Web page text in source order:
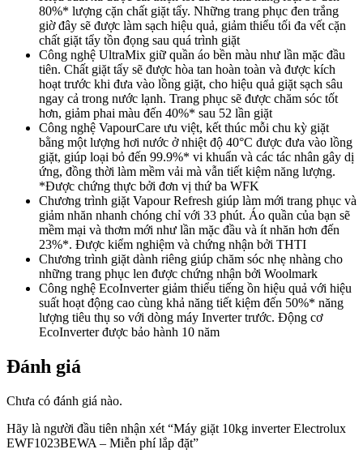
80%* lượng cặn chất giặt tẩy. Những trang phục đen trắng
giờ đây sẽ được làm sạch hiệu quả, giảm thiểu tối đa vết cặn
chất giặt tẩy tồn đọng sau quá trình giặt
Công nghệ UltraMix giữ quần áo bền màu như lần mặc đầu
tiên. Chất giặt tẩy sẽ được hòa tan hoàn toàn và được kích
hoạt trước khi đưa vào lồng giặt, cho hiệu quả giặt sạch sâu
ngay cả trong nước lạnh. Trang phục sẽ được chăm sóc tốt
hơn, giảm phai màu đến 40%* sau 52 lần giặt
Công nghệ VapourCare ưu việt, kết thúc mỗi chu kỳ giặt
bằng một lượng hơi nước ở nhiệt độ 40°C được đưa vào lồng
giặt, giúp loại bỏ đến 99.9%* vi khuẩn và các tác nhân gây dị
ứng, đồng thời làm mềm vải mà vẫn tiết kiệm năng lượng.
*Được chứng thực bởi đơn vị thứ ba WFK
Chương trình giặt Vapour Refresh giúp làm mới trang phục và
giảm nhăn nhanh chóng chỉ với 33 phút. Áo quần của bạn sẽ
mềm mại và thơm mới như lần mặc đầu và ít nhăn hơn đến
23%*. Được kiểm nghiệm và chứng nhận bởi THTI
Chương trình giặt dành riêng giúp chăm sóc nhẹ nhàng cho
những trang phục len được chứng nhận bởi Woolmark
Công nghệ EcoInverter giảm thiểu tiếng ồn hiệu quả với hiệu
suất hoạt động cao cùng khả năng tiết kiệm đến 50%* năng
lượng tiêu thụ so với dòng máy Inverter trước. Động cơ
EcoInverter được bảo hành 10 năm
Đánh giá
Chưa có đánh giá nào.
Hãy là người đầu tiên nhận xét “Máy giặt 10kg inverter Electrolux
EWF1023BEWA – Miễn phí lắp đặt”